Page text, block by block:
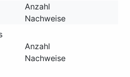
Anzahl
Nachweise
Anzahl
Nachweise